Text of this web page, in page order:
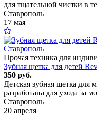
для тщательной чистки в
Ставрополь
17 мая
Прочая техника для
Зубная щетка для детей
350 руб.
Детская зубная щетка для
разработана для ухода за
Ставрополь
20 апреля